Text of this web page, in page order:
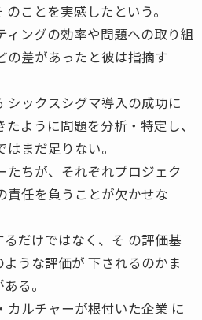
ことを実感したという。
ィングの効率や問題への取り組
の差があったと彼は指摘す
ックスシグマ導入の成功に
ように問題を分析・特定し、
まだ足りない。
たちが、それぞれプロジェク
責任を負うことが欠かせな
だけではなく、そ の評価基
うな評価が 下されるのかま
る。
カルチャーが根付いた企業 に